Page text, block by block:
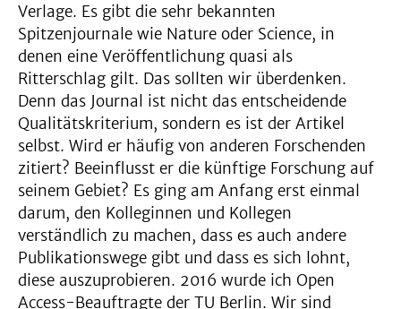
Verlage. Es gibt die sehr bekannten
Spitzenjournale wie Nature oder Science, in
denen eine Veröffentlichung quasi als
Ritterschlag gilt. Das sollten wir überdenken.
Denn das Journal ist nicht das entscheidende
Qualitätskriterium, sondern es ist der Artikel
selbst. Wird er häufig von anderen Forschenden
zitiert? Beeinflusst er die künftige Forschung auf
seinem Gebiet? Es ging am Anfang erst einmal
darum, den Kolleginnen und Kollegen
verständlich zu machen, dass es auch andere
Publikationswege gibt und dass es sich lohnt,
diese auszuprobieren. 2016 wurde ich Open
Access-Beauftragte der TU Berlin. Wir sind